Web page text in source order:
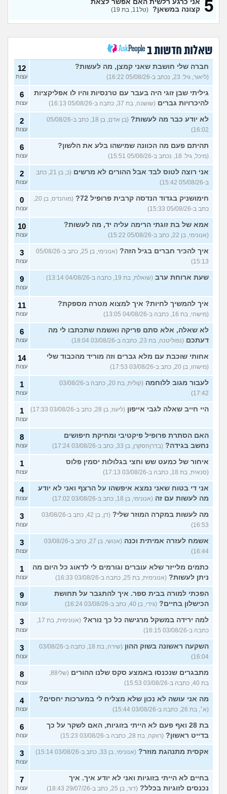
מה התפקיד? (הי, בן 19)
מנהל רשת בחיל התקשוב או
לוחם הגנה אווירית?
בן 19)
שתי אופציות קשות לפני
השירות בצה"ל (ניצן, בן 18)
2
עצות
התנשקתי עם מישהו מהבסיס
מרגישה לגבי זה (תמר, בת 20)
6
אפשרי לקבל מנ״תית בסירוב
בבאקום?
(ליה, בת 20)
0
עצות
מסלול אופק מודיעין - האם
2
מה לסמן בשאלון העדפות אם
אני לא רוצה קרבי?
1
עוד שאלות חדשות במדור
5
אני כרגע רלשית האם אפשר לצאת
קצונה במשאן? (טל11, בת 19)
שאלות חדשות ב
חברה שלי חושבת שאני קמצן, מה לעשות?
(ליאור, גיל: 23, נכתב ב-05/08/26 16:22)
12
עצות
גיליתי שבן זוגי היה בעבר עם טרנסיות והיו לו אפליקציות
להיכרויות גברים (שושנה, בת 37, כתבה ב-05/08/26 16:13)
6
עצות
לא יודע כבר מה לעשות?
(בן אדם, בן 18, כתב ב-05/08/26
16:02)
2
עצות
תהיתם פעם מה הכוונה שמישהו בלע את הלשון?
(מיכל, גיל: 18, נכתב ב-05/08/26 15:51)
6
עצות
אני רוצה לטוס לבד אבל ההורים לא מרשים
(כ, בן 21, כתב
ב-05/08/26 15:42)
2
עצות
חימושניק בגדוד הנדסה קרבית פרופיל 72?
(מוהנדס, בן 20,
כתב ב-05/08/26 15:33)
0
עצות
אמא של בת זוגתי הרימה עליה יד, מה לעשות?
(אנונימי, בן 22, כתב ב-05/08/26 15:22)
10
עצות
איך להכיר חברים בגיל הזה?
(אנונימי, בן 25, כתב ב-05/08/26
15:13)
3
עצות
שעת ארוחת ערב (שואלת, בת 19, כתבה ב-04/08/26 13:14) 9
עצות
איך להמשיך לחיות? איך למצוא מטרה מספקת?
(מישהי, בת 16, כתבה ב-04/08/26 13:05)
11
עצות
לא שאלה, אלא סתם פריקה ואשמח שתכתבו לי מה
דעתכם (נפוליטנה, בת 23, כתבה ב-03/08/26 18:04)
6
עצות
אחותי שוכבת עם מלא גברים וזה מוריד מהכבוד שלי
(מישהו, בן 20, כתב ב-03/08/26 17:53)
14
עצות
לעבור מגוב ללוחמה
(קולית, בת 20, כתבה ב-03/08/26
17:42)
1
עצות
היי חייב שאלה לגבי אייפון (ליעוז, בן 28, כתב ב-03/08/26 17:33) 1
עצות
האם הסתרת פרופיל פיקטיבי ומחיקת חיפושים
נחשב בגידה? (בדרןהסקרן, בן 33, כתב ב-03/08/26 17:24)
8
עצות
איחור של כמעט שש וחצי בגלולות יסמין פלוס
(סנאית, בת 18, כתבה ב-03/08/26 17:13)
1
עצות
אני די בטוח שאני נמצא איפשהו על הרצף ואני לא יודע
מה לעשות עם זה (אנונימי, בן 18, כתב ב-03/08/26 17:02)
4
עצות
מה לעשות במקרה המוזר שלי?
(דן, בן 42, כתב ב-03/08/26
16:53)
3
עצות
אשמח לעזרה אמיתית וכנה
(אנושי, בן 27, כתב ב-03/08/26
16:44)
3
עצות
כתמים מלייזר שלא עוברים וגורמים לי לדאוג כל היום מה
ניתן לעשות? (אנונימית, בת 25, כתבה ב-03/08/26 16:33)
1
עצות
הפכתי למורה בבית ספר. איך להתגבר על תחושת
הכישלון בחיים? (גידי, בן 40, כתב ב-03/08/26 16:24)
9
עצות
למה ירידה במשקל מרגישה כל כך נורא?
(אנונימית, בת 17,
כתבה ב-03/08/26 16:15)
3
עצות
השקעה ראשונה בשוק ההון
(שירה, בת 18, כתבה ב-03/08/26
16:04)
3
עצות
מתבגרים שנכנסו באמצע סקס שלנו ההורים
(שלי88,
בת 40, כתבה ב-03/08/26 15:53)
8
עצות
מה אני עושה לא נכון שלא מצליח לי במערכות יחסים?
(א׳, בת 26, כתבה ב-03/08/26 15:44)
4
עצות
בת 28 ואף פעם לא הייתי בזוגיות, האם לשקר על כך
בדייט ראשון? (רווקה, בת 28, כתבה ב-03/08/26 15:23)
6
עצות
אקסית מתנהגת מוזר? (אנונימי, בן 33, כתב ב-03/08/26 15:14) 3
עצות
בחיים לא הייתי בזוגיות ואני לא יודע איך. איך
נכנסים לזוגיות בכלל? (דור, בן 25, כתב ב-29/07/26 18:43)
7
עצות